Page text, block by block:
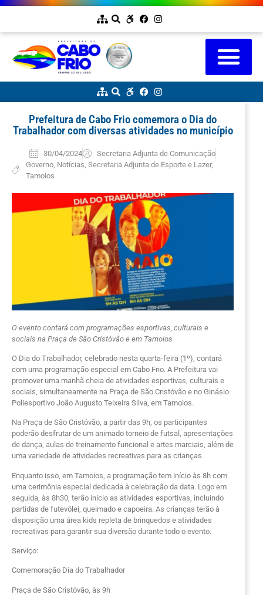
Prefeitura de Cabo Frio comemora o Dia do
Trabalhador com diversas atividades no município
30/04/2024
Secretaria Adjunta de Comunicação
Governo, Notícias Secretaria Adjunta de Esporte e Lazer,
Tamoios
O evento contará com programações esportivas, culturais e
sociais na Praça de São Cristóvão e em Tamoios
O Dia do Trabalhador, celebrado nesta quarta-feira (1º), contará
com uma programação especial em Cabo Frio. A Prefeitura vai
promover uma manhã cheia de atividades esportivas, culturais e
sociais, simultaneamente na Praça de São Cristóvão e no Ginásio
Poliesportivo João Augusto Teixeira Silva, em Tamoios.
Na Praça de São Cristóvão, a partir das 9h, os participantes
poderão desfrutar de um animado torneio de futsal, apresentações
de dança, aulas de treinamento funcional e artes marciais, além de
uma variedade de atividades recreativas para as crianças.
Enquanto isso, em Tamoios, a programação tem início às 8h com
uma cerimônia especial dedicada à celebração da data. Logo em
seguida, às 8h30, terão início as atividades esportivas, incluindo
partidas de futevôlei, queimado e capoeira. As crianças terão à
disposição uma área kids repleta de brinquedos e atividades
recreativas para garantir sua diversão durante todo o evento.
Serviço:
Comemoração Dia do Trabalhador
Praça de São Cristóvão, às 9h